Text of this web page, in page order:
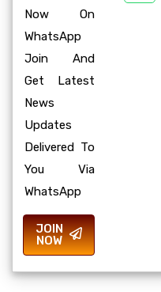
Now On
WhatsApp
Join And
Get Latest
News
Updates
Delivered To
You Via
WhatsApp
JOIN
NOW